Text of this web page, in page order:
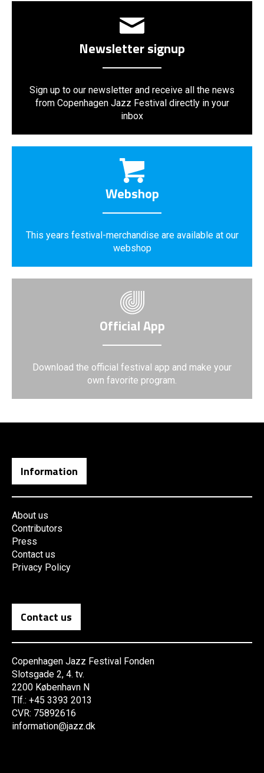
Newsletter signup
Sign up to our newsletter and receive all the news
from Copenhagen Jazz Festival directly in your
inbox
Webshop
This years festival-merchandise are available at our
webshop
Official App
Download the official festival app and make your
own favorite program.
Information
About us
Contributors
Press
Contact us
Privacy Policy
Contact us
Copenhagen Jazz Festival Fonden
Slotsgade 2, 4. tv.
2200 København N
Tlf.: +45 3393 2013
CVR: 75892616
information@jazz.dk